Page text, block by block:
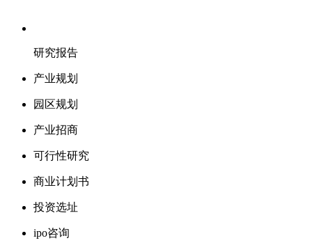
研究报告
产业规划
园区规划
产业招商
可行性研究
商业计划书
投资选址
ipo咨询